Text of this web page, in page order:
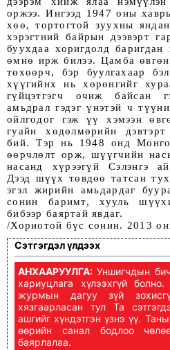
оржээ. Ингээд 1947 оны
хөө, тортогтой зуухны
хэрэгтний байрын дээвэрт
буухдаа хоригдолд
өмнө ирж билээ. Цамба өвгөн
төхөөрч, бэр буулгахаар
хүүгийнх нь хөрөнгийг
гүйцэтгэгч очиж байсан
амьдрал гэдэг үнэтэй ч
ойлгодог гэж үү хэмээн
гуайн хөдөлмөрийн
бий. Тэр нь 1948 онд
өөрчлөлт орж, шүүгчийн
насанд хүрээгүй Сэлэнгэ
Дээд шүүх төвдөө татсан
эгэл жирийн амьдардаг
сонин баримт, хууль
бибээр баяртай явдаг.
/Хориотой бүс сонин. 2013
Сэтгэгдэл үлдээх
АНХААРУУЛГА: Уншигчдын
хариуцлага хүлээхгүй
журмын дагуу зүй
хязгаарласан тул Та
ашгийг хүндэтгэн үзнэ үү.
өөрийн санал бодлоо
баярлалаа.